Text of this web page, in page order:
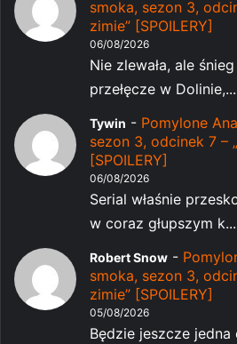
smoka, sezon 3,
zimie” [SPOILERY]
06/08/2026
Nie zlewała, ale
przełęcze w Dolinie,...
Tywin - Pomylone
sezon 3, odcinek 7 –
[SPOILERY]
06/08/2026
Serial właśnie
w coraz głupszym k...
Robert Snow -
smoka, sezon 3,
zimie” [SPOILERY]
05/08/2026
Będzie jeszcze